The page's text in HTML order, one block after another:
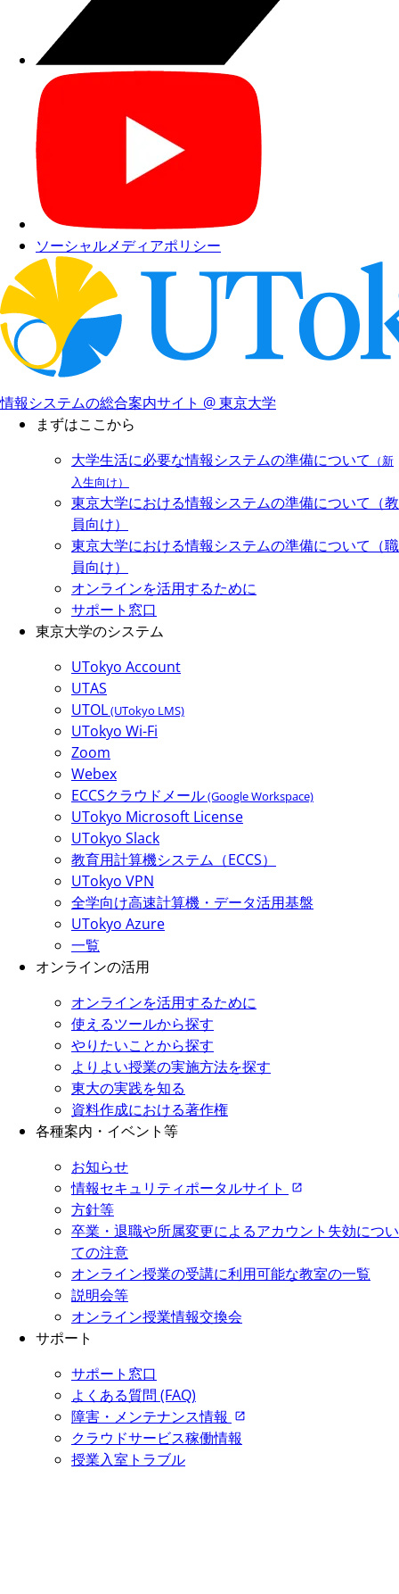
ソーシャルメディアポリシー
情報システムの総合案内サイト @ 東京大学
まずはここから
大学生活に必要な情報システムの準備について （新
入生向け）
東京大学における情報システムの準備について（教
員向け）
東京大学における情報システムの準備について（職
員向け）
オンラインを活用するために
サポート窓口
東京大学のシステム
UTokyo Account
UTAS
UTOL(UTokyo LMS)
UTokyo Wi-Fi
Zoom
Webex
ECCSクラウドメール(Google Workspace)
UTokyo Microsoft License
UTokyo Slack
教育用計算機システム（ECCS）
UTokyo VPN
全学向け高速計算機・データ活用基盤
UTokyo Azure
一覧
オンラインの活用
オンラインを活用するために
使えるツールから探す
やりたいことから探す
よりよい授業の実施方法を探す
東大の実践を知る
資料作成における著作権
各種案内・イベント等
お知らせ
情報セキュリティポータルサイト
方針等
卒業・退職や所属変更によるアカウント失効につい
ての注意
オンライン授業の受講に利用可能な教室の一覧
説明会等
オンライン授業情報交換会
サポート
サポート窓口
よくある質問 (FAQ)
障害・メンテナンス情報
クラウドサービス稼働情報
授業入室トラブル